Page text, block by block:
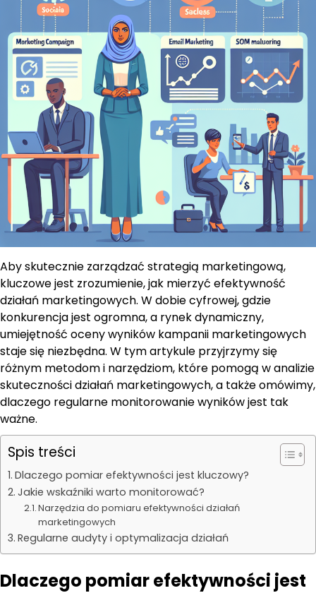
Aby skutecznie zarządzać strategią marketingową,
kluczowe jest zrozumienie, jak mierzyć efektywność
działań marketingowych. W dobie cyfrowej, gdzie
konkurencja jest ogromna, a rynek dynamiczny,
umiejętność oceny wyników kampanii marketingowych
staje się niezbędna. W tym artykule przyjrzymy się
różnym metodom i narzędziom, które pomogą w analizie
skuteczności działań marketingowych, a także omówimy,
dlaczego regularne monitorowanie wyników jest tak
ważne.
Spis treści
Dlaczego pomiar efektywności jest kluczowy?
Jakie wskaźniki warto monitorować?
Narzędzia do pomiaru efektywności działań
marketingowych
Regularne audyty i optymalizacja działań
Dlaczego pomiar efektywności jest